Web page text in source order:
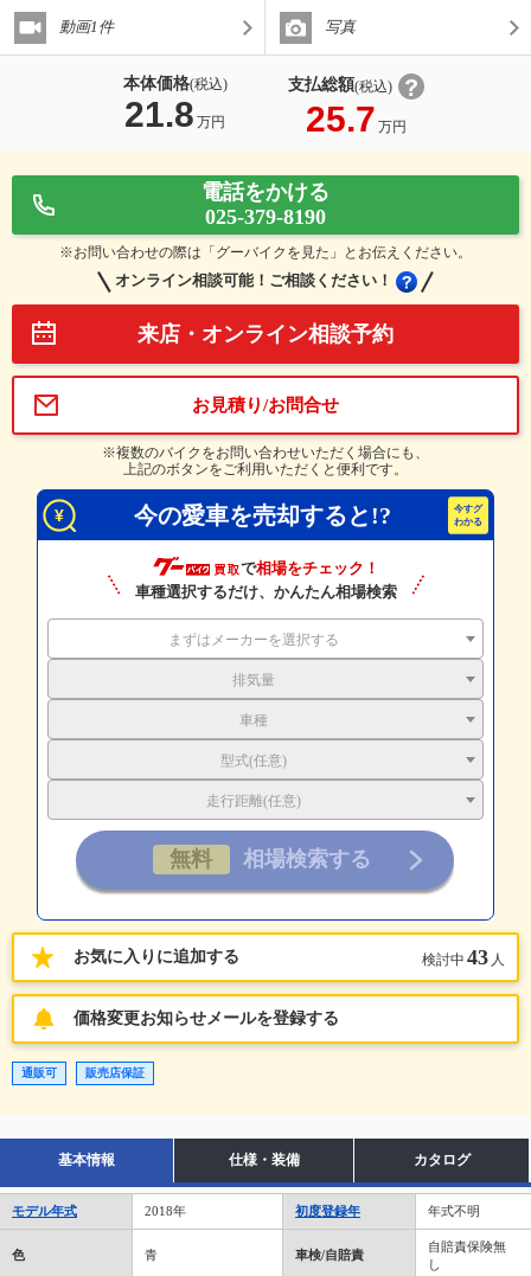
動画1件 写真
本体価格(税込)
21.8 万円
支払総額(税込)
25.7 万円
電話をかける
025-379-8190
※お問い合わせの際は「グーバイクを見た」とお伝えください。
オンライン相談可能！ご相談ください！
来店・オンライン相談予約
お見積り/お問合せ
※複数のバイクをお問い合わせいただく場合にも、
上記のボタンをご利用いただくと便利です。
今の愛車を売却すると!?
で相場をチェック！
車種選択するだけ、かんたん相場検索
まずはメーカーを選択する
排気量
車種
型式(任意)
走行距離(任意)
お気に入りに追加する 検討中 43 人
価格変更お知らせメールを登録する
通販可 販売店保証
基本情報 仕様・装備 カタログ
モデル年式 2018年 初度登録年 年式不明
色 青 車検/自賠責
自賠責保険無
し